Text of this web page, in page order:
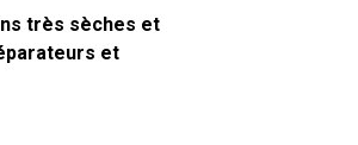
très sèches et
et